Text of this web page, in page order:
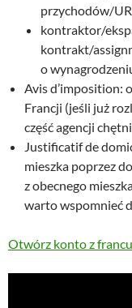
przychodów/
kontraktor/
kontrakt/
o
Avis d’imposition:
Francji (jeśli już
część agencji
Justificatif de
mieszka poprzez
z obecnego
warto wspomnieć
Otwórz konto z